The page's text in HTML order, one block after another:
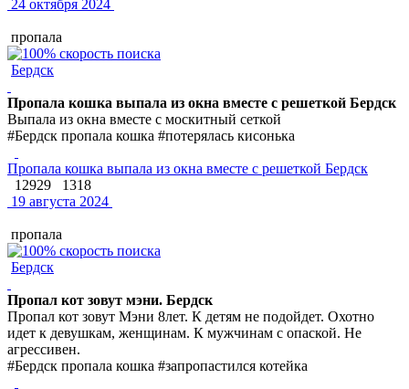
24 октября 2024
пропала
Бердск
Пропала кошка выпала из окна вместе с решеткой Бердск
Выпала из окна вместе с москитный сеткой
#Бердск пропала кошка #потерялась кисонька
Пропала кошка выпала из окна вместе с решеткой Бердск
12929
1318
19 августа 2024
пропала
Бердск
Пропал кот зовут мэни. Бердск
Пропал кот зовут Мэни 8лет. К детям не подойдет. Охотно
идет к девушкам, женщинам. К мужчинам с опаской. Не
агрессивен.
#Бердск пропала кошка #запропастился котейка